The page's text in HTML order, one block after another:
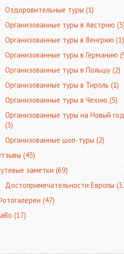
Оздоровительные туры(1)
Организованные туры в Австрию(3)
Организованные туры в Венгрию(1)
Организованные туры в Германию
Организованные туры в Польшу(2)
Организованные туры в Тироль(1)
Организованные туры в Чехию(5)
Организованные туры на Новый
(3)
Организованные шоп-туры(2)
(45)
заметки(69)
Достопримечательности Европы
(47)
(17)